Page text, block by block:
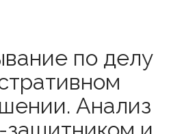
по делу
Анализ